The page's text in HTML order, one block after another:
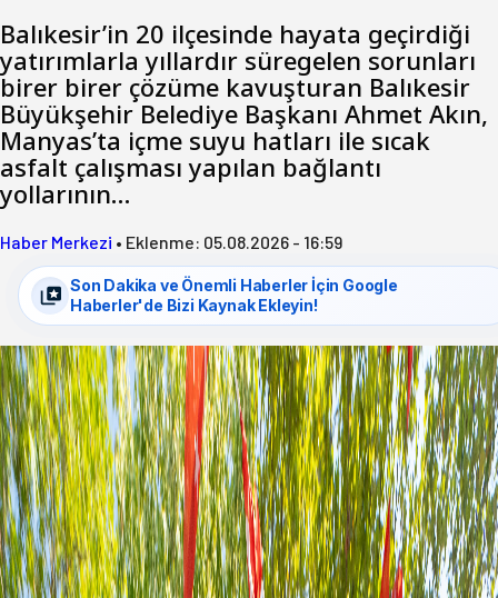
Balıkesir’in 20 ilçesinde hayata geçirdiği
yatırımlarla yıllardır süregelen sorunları
birer birer çözüme kavuşturan Balıkesir
Büyükşehir Belediye Başkanı Ahmet Akın,
Manyas’ta içme suyu hatları ile sıcak
asfalt çalışması yapılan bağlantı
yollarının…
Haber Merkezi • Eklenme: 05.08.2026 - 16:59
Son Dakika ve Önemli Haberler İçin Google
Haberler'de Bizi Kaynak Ekleyin!